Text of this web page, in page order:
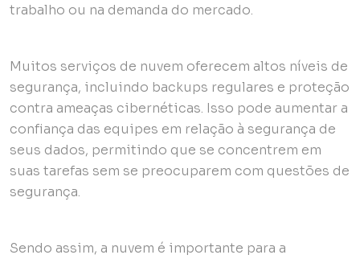
trabalho ou na demanda do mercado.
Muitos serviços de nuvem oferecem altos níveis de
segurança, incluindo backups regulares e proteção
contra ameaças cibernéticas. Isso pode aumentar a
confiança das equipes em relação à segurança de
seus dados, permitindo que se concentrem em
suas tarefas sem se preocuparem com questões de
segurança.
Sendo assim, a nuvem é importante para a